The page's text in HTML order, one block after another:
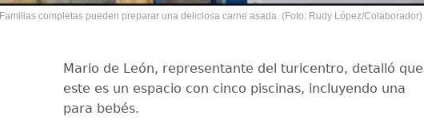
Familias completas pueden preparar una deliciosa carne asada. (Foto: Rudy López/Colaborador)
Mario de León, representante del turicentro, detalló que
este es un espacio con cinco piscinas, incluyendo una
para bebés.